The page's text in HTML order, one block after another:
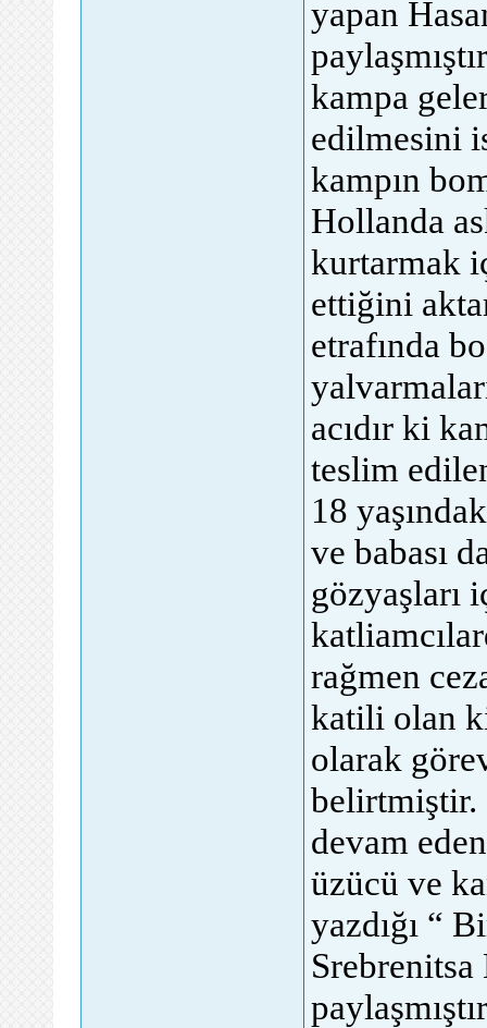
yapan
kampa
edilmesini
kampın
Hollanda
kurtarmak
ettiğini
etrafında
acıdır ki
teslim
18
ve babası
gözyaşları
rağmen
katili olan
olarak
belirtmiştir.
devam
üzücü ve
yazdığı “
Srebrenitsa